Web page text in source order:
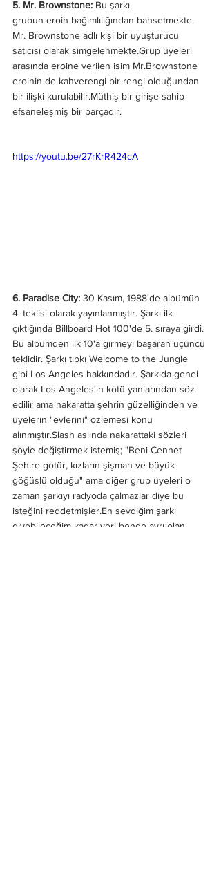
5. Mr. Brownstone: Bu şarkı
grubun eroin bağımlılığından bahsetmekte.
Mr. Brownstone adlı kişi bir uyuşturucu
satıcısı olarak simgelenmekte.Grup üyeleri
arasında eroine verilen isim Mr.Brownstone
eroinin de kahverengi bir rengi olduğundan
bir ilişki kurulabilir.Müthiş bir girişe sahip
efsaneleşmiş bir parçadır.
https://youtu.be/27rKrR424cA
6. Paradise City: 30 Kasım, 1988'de albümün
4. teklisi olarak yayınlanmıştır. Şarkı ilk
çıktığında Billboard Hot 100'de 5. sıraya girdi.
Bu albümden ilk 10'a girmeyi başaran üçüncü
teklidir. Şarkı tıpkı Welcome to the Jungle
gibi Los Angeles hakkındadır. Şarkıda genel
olarak Los Angeles'ın kötü yanlarından söz
edilir ama nakaratta şehrin güzelliğinden ve
üyelerin "evlerini" özlemesi konu
alınmıştır.Slash aslında nakarattaki sözleri
şöyle değiştirmek istemiş; "Beni Cennet
Şehire götür, kızların şişman ve büyük
göğüslü olduğu" ama diğer grup üyeleri o
zaman şarkıyı radyoda çalmazlar diye bu
isteğini reddetmişler.En sevdiğim şarkı
diyebileceğim kadar yeri bende ayrı olan